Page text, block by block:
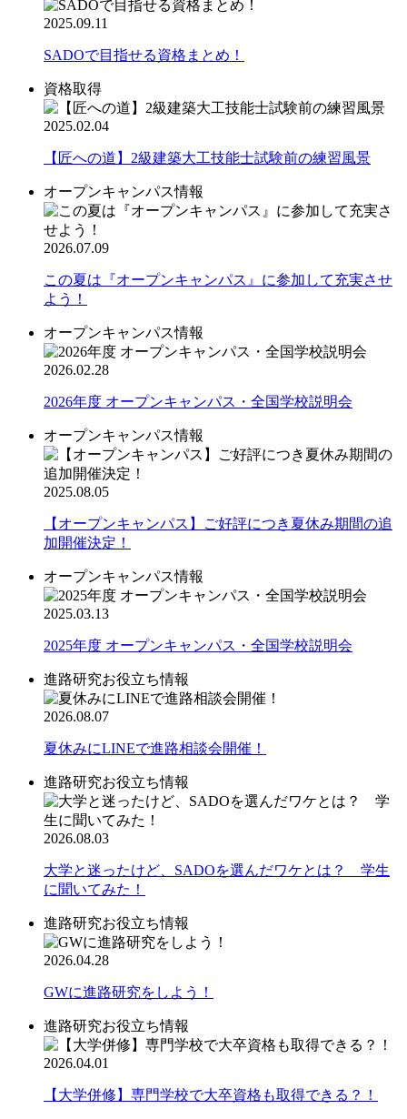
2025.09.11
SADOで目指せる資格まとめ！
資格取得
2025.02.04
【匠への道】2級建築大工技能士試験前の練習風景
オープンキャンパス情報
2026.07.09
この夏は『オープンキャンパス』に参加して充実させ
よう！
オープンキャンパス情報
2026.02.28
2026年度 オープンキャンパス・全国学校説明会
オープンキャンパス情報
2025.08.05
【オープンキャンパス】ご好評につき夏休み期間の追
加開催決定！
オープンキャンパス情報
2025.03.13
2025年度 オープンキャンパス・全国学校説明会
進路研究お役立ち情報
2026.08.07
夏休みにLINEで進路相談会開催！
進路研究お役立ち情報
2026.08.03
大学と迷ったけど、SADOを選んだワケとは？ 学生
に聞いてみた！
進路研究お役立ち情報
2026.04.28
GWに進路研究をしよう！
進路研究お役立ち情報
2026.04.01
【大学併修】専門学校で大卒資格も取得できる？！